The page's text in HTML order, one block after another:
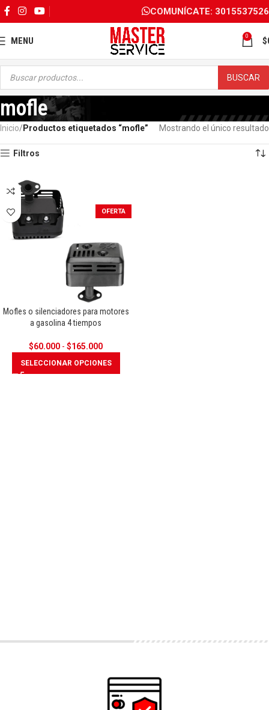
COMUNÍCATE: 3015537526
MENU 0 $
BUSCAR
mofle
Inicio Productos etiquetados “mofle” Mostrando el único resultado
Filtros
OFERTA
Mofles o silenciadores para motores
a gasolina 4 tiempos
$60.000 - $165.000
SELECCIONAR OPCIONES